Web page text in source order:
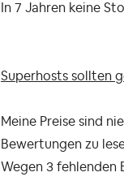
In 7 Jahren keine
Superhosts sollten
Meine Preise sind
Bewertungen zu
Wegen 3 fehlenden